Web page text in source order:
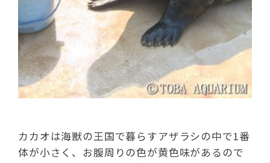
カカオは海獣の王国で暮らすアザラシの中で1番
体が小さく、お腹周りの色が黄色味があるので